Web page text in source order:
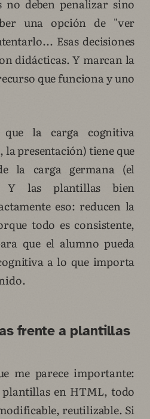
deben penalizar sino
una opción de "ver
Esas decisiones
didácticas. Y marcan la
que funciona y uno
la carga cognitiva
la presentación) tiene que
la carga germana (el
Y las plantillas bien
eso: reducen la
todo es consistente,
que el alumno pueda
a lo que importa
frente a plantillas
me parece importante:
en HTML, todo
reutilizable. Si